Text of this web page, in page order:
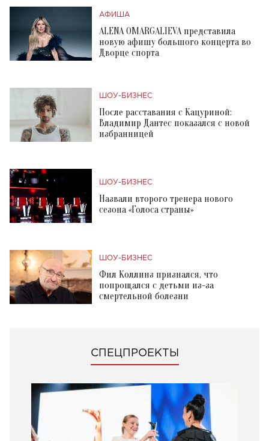
АФИША
ALENA OMARGALIEVA представила
новую афишу большого концерта во
Дворце спорта
ШОУ-БИЗНЕС
После расставания с Кацуриной:
Владимир Дантес показался с новой
избранницей
ШОУ-БИЗНЕС
Назвали второго тренера нового
сезона «Голоса страны»
ШОУ-БИЗНЕС
Фил Коллинз признался, что
попрощался с детьми из-за
смертельной болезни
СПЕЦПРОЕКТЫ